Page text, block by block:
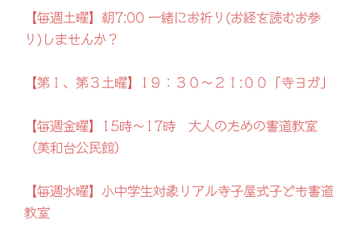
【毎週土曜】朝7:00 一緒にお祈り(お経を読むお参
り)しませんか？
【第１、第３土曜】1９：３０～２１:００「寺ヨガ」
【毎週金曜】15時～17時 大人のための書道教室
（美和台公民館）
【毎週水曜】小中学生対象リアル寺子屋式子ども書道
教室